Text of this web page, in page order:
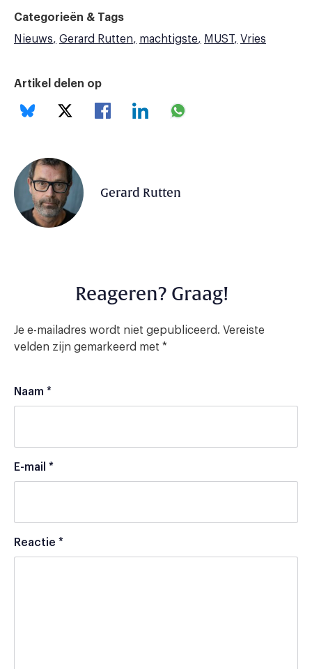
Categorieën & Tags
Nieuws
Gerard Rutten machtigste MUST Vries
Artikel delen op
Gerard Rutten
Reageren? Graag!
Je e-mailadres wordt niet gepubliceerd. Vereiste
velden zijn gemarkeerd met *
Naam *
E-mail *
Reactie *